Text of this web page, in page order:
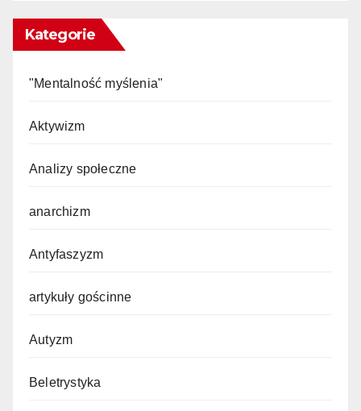
Kategorie
"Mentalność myślenia"
Aktywizm
Analizy społeczne
anarchizm
Antyfaszyzm
artykuły gościnne
Autyzm
Beletrystyka